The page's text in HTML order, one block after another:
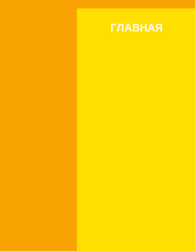
ГЛАВНАЯ